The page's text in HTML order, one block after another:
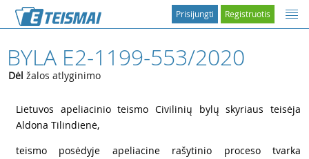
Registruotis
Prisijungti
BYLA E2-1199-553/2020
Dėl žalos atlyginimo
Lietuvos apeliacinio teismo Civilinių bylų skyriaus teisėja
Aldona Tilindienė,
teismo posėdyje apeliacine rašytinio proceso tvarka